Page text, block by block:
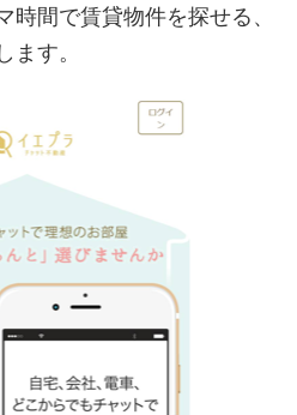
時間で賃貸物件を探せる、
ます。